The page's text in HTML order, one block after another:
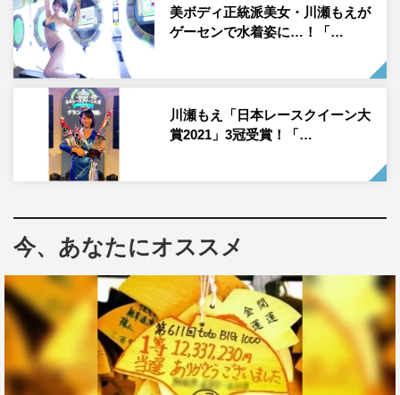
美ボディ正統派美女・川瀬もえが
ゲーセンで水着姿に…！「…
川瀬もえ「日本レースクイーン大
賞2021」3冠受賞！「…
今、あなたにオススメ